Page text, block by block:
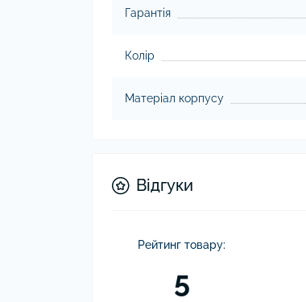
Гарантія
Колір
Матеріал корпусу
Відгуки
Рейтинг товару:
5